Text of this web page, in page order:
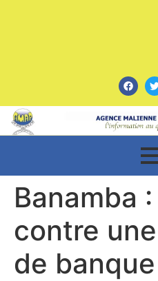
Banamba
contre
de